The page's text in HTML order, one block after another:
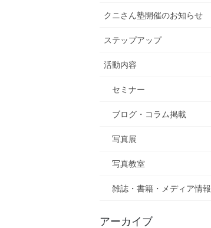
クニさん塾開催のお知らせ
ステップアップ
活動内容
セミナー
ブログ・コラム掲載
写真展
写真教室
雑誌・書籍・メディア情報
アーカイブ